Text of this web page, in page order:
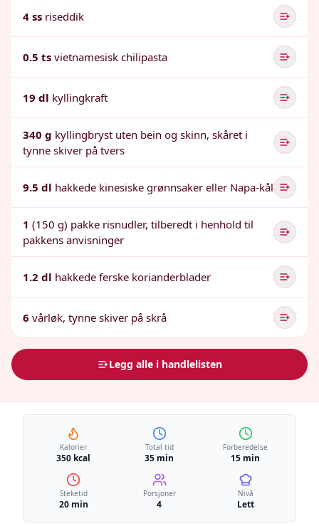
4 ss riseddik
0.5 ts vietnamesisk chilipasta
19 dl kyllingkraft
340 g kyllingbryst uten bein og skinn, skåret i
tynne skiver på tvers
9.5 dl hakkede kinesiske grønnsaker eller Napa-kål
1 (150 g) pakke risnudler, tilberedt i henhold til
pakkens anvisninger
1.2 dl hakkede ferske korianderblader
6 vårløk, tynne skiver på skrå
Legg alle i handlelisten
Kalorier
350 kcal
Total tid
35 min
Forberedelse
15 min
Steketid
20 min
Porsjoner
4
Nivå
Lett